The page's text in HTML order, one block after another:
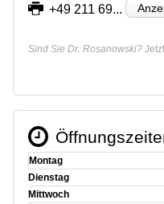
+49 211 69...
Sind Sie Dr. Rosanowski? Jetzt
Montag
Dienstag
Mittwoch